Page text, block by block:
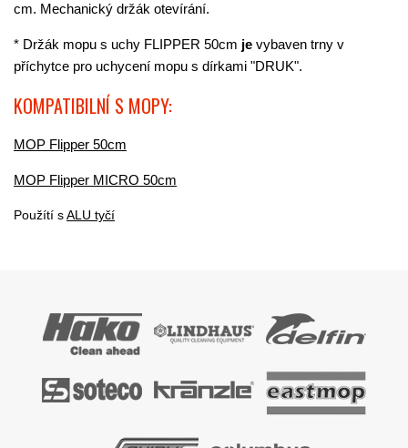
cm. Mechanický držák otevírání.
* Držák mopu s uchy FLIPPER 50cm je vybaven trny v
příchytce pro uchycení mopu s dírkami "DRUK".
KOMPATIBILNÍ S MOPY:
MOP Flipper 50cm
MOP Flipper MICRO 50cm
Použítí sALU tyčí